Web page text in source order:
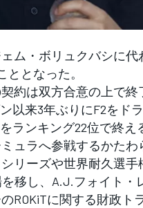
ム・ボリュクバシに代
となった。
約は双方合意の上で終
以来3年ぶりにF2をド
ランキング22位で終え
ュラへ参戦するかた
リーズや世界耐久選手
移し、A.J.フォイト・
ROKiTに関する財政ト